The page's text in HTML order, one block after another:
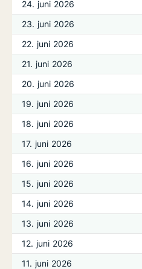
24. juni 2026
23. juni 2026
22. juni 2026
21. juni 2026
20. juni 2026
19. juni 2026
18. juni 2026
17. juni 2026
16. juni 2026
15. juni 2026
14. juni 2026
13. juni 2026
12. juni 2026
11. juni 2026